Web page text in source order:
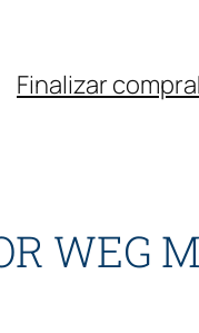
Finalizar compra
WEG